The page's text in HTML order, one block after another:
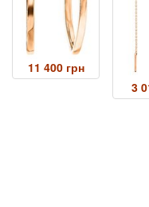
11 400 грн
3